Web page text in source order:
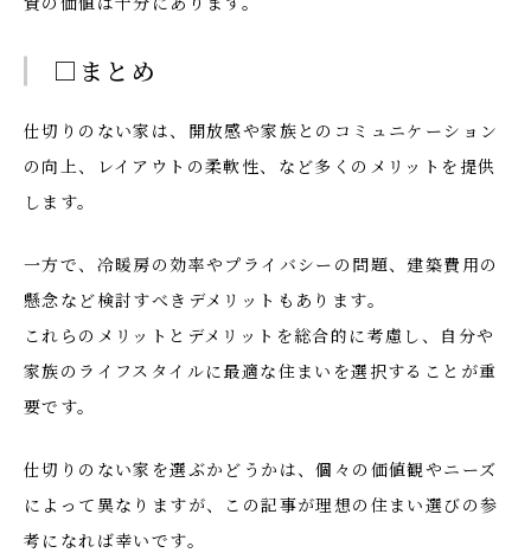
□まとめ
仕切りのない家は、開放感や家族とのコミュニケーション
の向上、レイアウトの柔軟性、など多くのメリットを提供
します。
一方で、冷暖房の効率やプライバシーの問題、建築費用の
懸念など検討すべきデメリットもあります。
これらのメリットとデメリットを総合的に考慮し、自分や
家族のライフスタイルに最適な住まいを選択することが重
要です。
仕切りのない家を選ぶかどうかは、個々の価値観やニーズ
によって異なりますが、この記事が理想の住まい選びの参
考になれば幸いです。